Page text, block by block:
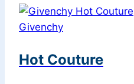
Givenchy
Hot Couture